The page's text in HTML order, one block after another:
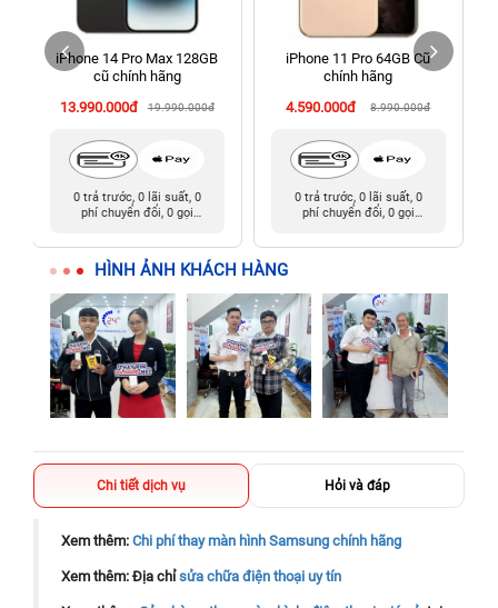
24h Vũng Tàu: 162A Ba Cu, Vũng Tàu, Hồ Chí Minh (TP. Vũng
Tàu cũ)
198 Hoàng Văn Thụ, Tân Sơn Nhất, Hồ Chí Minh (Tân Bình
iPhone 14 Pro Max 128GB
cũ chính hãng
13.990.000đ
19.990.000đ
0 trả trước, 0 lãi suất, 0
phí chuyển đổi, 0 gọi
iPhone 11 Pro 64GB Cũ
chính hãng
4.590.000đ
8.990.000đ
0 trả trước, 0 lãi suất, 0
phí chuyển đổi, 0 gọi
HÌNH ẢNH KHÁCH HÀNG
Chi tiết dịch vụ Hỏi và đáp
Xem thêm: Chi phí thay màn hình Samsung chính hãng
Xem thêm: Địa chỉsửa chữa điện thoại uy tín